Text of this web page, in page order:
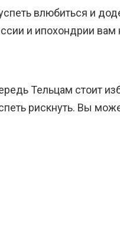
влюбиться и
и ипохондрии вам
Тельцам стоит
рискнуть. Вы